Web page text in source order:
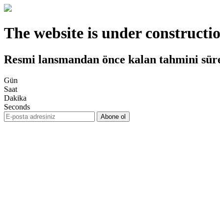
The website is under
Resmi lansmandan önce kalan tahmini
Gün
Saat
Dakika
Seconds